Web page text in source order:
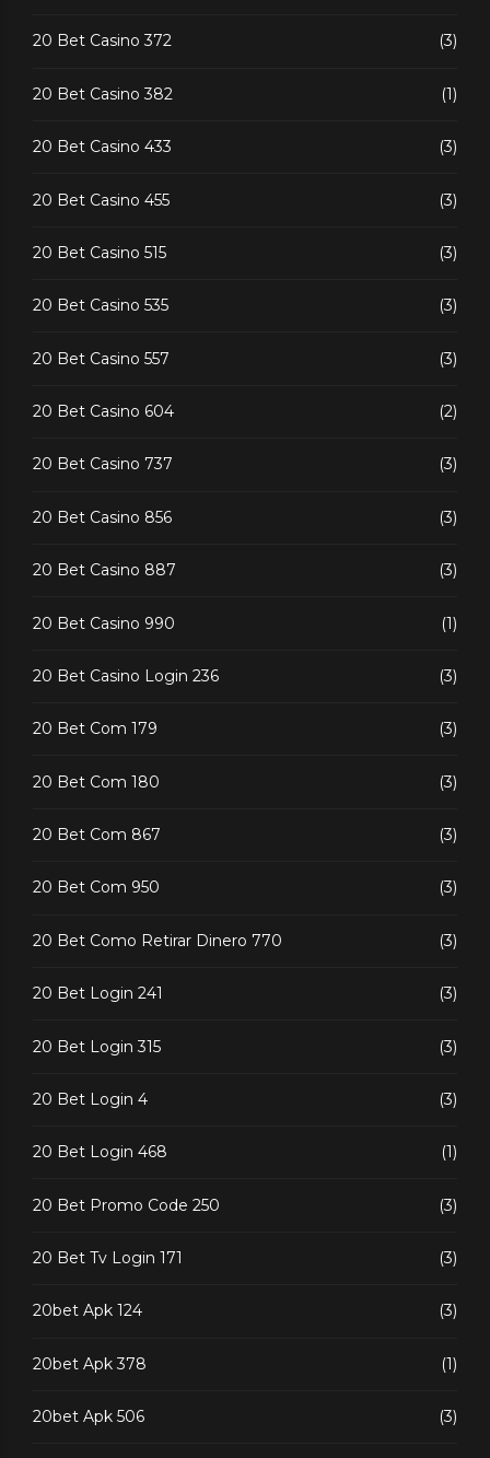
20 Bet Casino 372 (3)
20 Bet Casino 382 (1)
20 Bet Casino 433 (3)
20 Bet Casino 455 (3)
20 Bet Casino 515 (3)
20 Bet Casino 535 (3)
20 Bet Casino 557 (3)
20 Bet Casino 604 (2)
20 Bet Casino 737 (3)
20 Bet Casino 856 (3)
20 Bet Casino 887 (3)
20 Bet Casino 990 (1)
20 Bet Casino Login 236 (3)
20 Bet Com 179 (3)
20 Bet Com 180 (3)
20 Bet Com 867 (3)
20 Bet Com 950 (3)
20 Bet Como Retirar Dinero 770 (3)
20 Bet Login 241 (3)
20 Bet Login 315 (3)
20 Bet Login 4 (3)
20 Bet Login 468 (1)
20 Bet Promo Code 250 (3)
20 Bet Tv Login 171 (3)
20bet Apk 124 (3)
20bet Apk 378 (1)
20bet Apk 506 (3)